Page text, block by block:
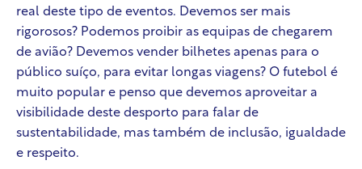
real deste tipo de eventos. Devemos ser mais
rigorosos? Podemos proibir as equipas de chegarem
de avião? Devemos vender bilhetes apenas para o
público suíço, para evitar longas viagens? O futebol é
muito popular e penso que devemos aproveitar a
visibilidade deste desporto para falar de
sustentabilidade, mas também de inclusão, igualdade
e respeito.